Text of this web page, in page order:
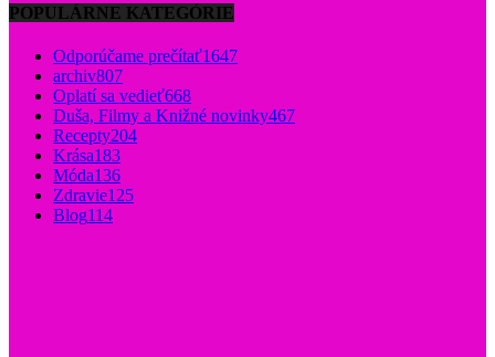
POPULÁRNE KATEGÓRIE
Odporúčame prečítať1647
archiv807
Oplatí sa vedieť668
Duša, Filmy a Knižné novinky467
Recepty204
Krása183
Móda136
Zdravie125
Blog114